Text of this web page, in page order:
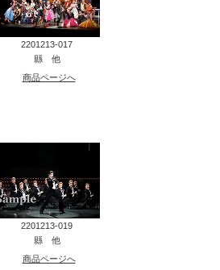
2201213-017
縣 他
商品ページへ
2201213-019
縣 他
商品ページへ